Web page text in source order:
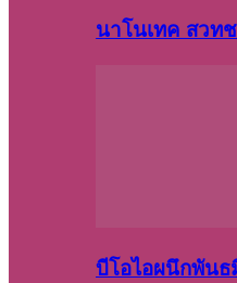
นาโนเทค สวท
บีโอไอผนึกพันธ